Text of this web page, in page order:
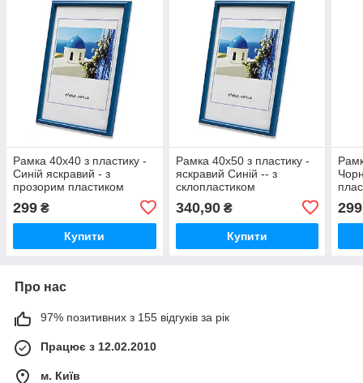
Рамка 40x40 з пластику -
Синій яскравий - з
прозорим пластиком
299 ₴
Купити
Рамка 40х50 з пластику -
яскравий Синій -- з
склопластиком
340,90₴
Купити
299
Про нас
97% позитивних з 155 відгуків за рік
Працює з 12.02.2010
м. Київ